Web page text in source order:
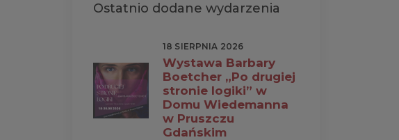
Ostatnio dodane wydarzenia
18 SIERPNIA 2026
Wystawa Barbary
Boetcher „Po drugiej
stronie logiki” w
Domu Wiedemanna
w Pruszczu
Gdańskim